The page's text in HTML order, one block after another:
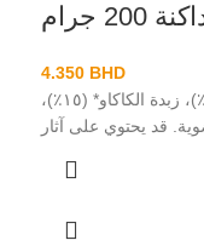
جرام
4.350 BHD
كتلة الكاكاو* (٥١٪)، سكر جوز الهند* (٣٣٪)، زبدة الكاكاو* (١٥٪)،
قد يحتوي على آثار